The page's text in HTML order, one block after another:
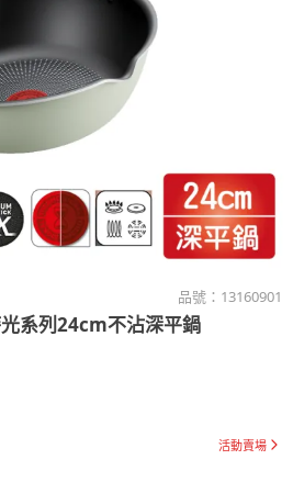
品號： 13160901
系列24cm不沾深平鍋
活動賣場